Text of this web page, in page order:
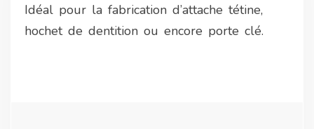
Idéal pour la fabrication d’attache tétine,
hochet de dentition ou encore porte clé.